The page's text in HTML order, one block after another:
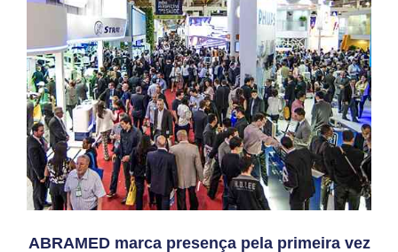
ABRAMED marca presença pela primeira vez